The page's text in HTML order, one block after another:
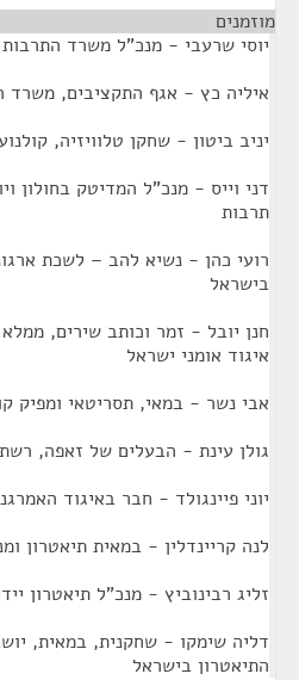
מוזמנים
יוסי שרעבי - מנכ"ל משרד התרבות
איליה כץ - אגף התקציבים, משרד
יניב ביטון - שחקן טלוויזיה,
דני וייס - מנכ"ל המדיטק בחולון
תרבות
רועי כהן - נשיא להב – לשכת
בישראל
חנן יובל - זמר וכותב שירים,
איגוד אומני ישראל
אבי נשר - במאי, תסריטאי ומפיק
גולן עינת - הבעלים של זאפה, רשת
יוני פיינגולד - חבר באיגוד
לנה קריינדלין - במאית תיאטרון
זליג רבינוביץ - מנכ"ל תיאטרון
דליה שימקו - שחקנית, במאית,
התיאטרון בישראל